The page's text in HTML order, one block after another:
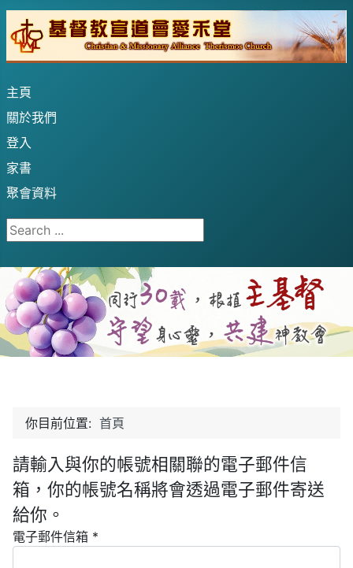
主頁
關於我們
登入
家書
聚會資料
Search ...
你目前位置: 首頁
請輸入與你的帳號相關聯的電子郵件信
箱，你的帳號名稱將會透過電子郵件寄送
給你。
電子郵件信箱 *